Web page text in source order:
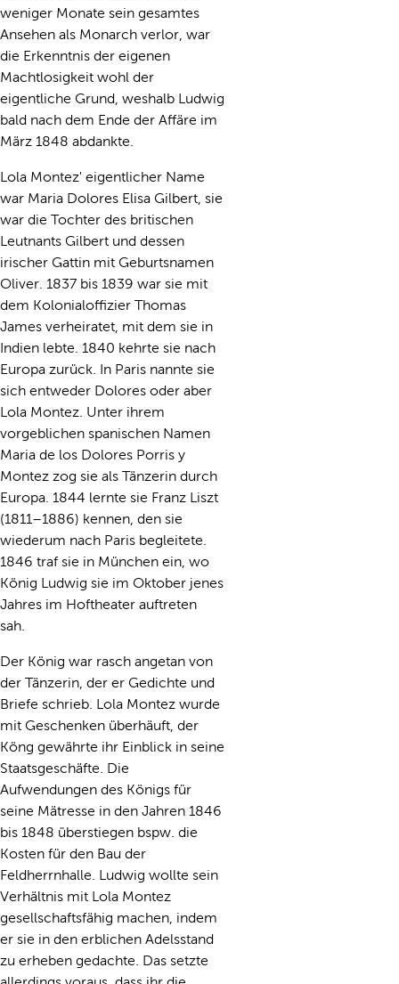
weniger Monate sein gesamtes
Ansehen als Monarch verlor, war
die Erkenntnis der eigenen
Machtlosigkeit wohl der
eigentliche Grund, weshalb Ludwig
bald nach dem Ende der Affäre im
März 1848 abdankte.
Lola Montez' eigentlicher Name
war Maria Dolores Elisa Gilbert, sie
war die Tochter des britischen
Leutnants Gilbert und dessen
irischer Gattin mit Geburtsnamen
Oliver. 1837 bis 1839 war sie mit
dem Kolonialoffizier Thomas
James verheiratet, mit dem sie in
Indien lebte. 1840 kehrte sie nach
Europa zurück. In Paris nannte sie
sich entweder Dolores oder aber
Lola Montez. Unter ihrem
vorgeblichen spanischen Namen
Maria de los Dolores Porris y
Montez zog sie als Tänzerin durch
Europa. 1844 lernte sie Franz Liszt
(1811–1886) kennen, den sie
wiederum nach Paris begleitete.
1846 traf sie in München ein, wo
König Ludwig sie im Oktober jenes
Jahres im Hoftheater auftreten
sah.
Der König war rasch angetan von
der Tänzerin, der er Gedichte und
Briefe schrieb. Lola Montez wurde
mit Geschenken überhäuft, der
Köng gewährte ihr Einblick in seine
Staatsgeschäfte. Die
Aufwendungen des Königs für
seine Mätresse in den Jahren 1846
bis 1848 überstiegen bspw. die
Kosten für den Bau der
Feldherrnhalle. Ludwig wollte sein
Verhältnis mit Lola Montez
gesellschaftsfähig machen, indem
er sie in den erblichen Adelsstand
zu erheben gedachte. Das setzte